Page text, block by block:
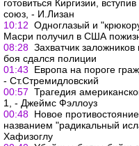
готовиться Киргизии,
союз, - И.Лизан
10:12 Одноглазый и
Масри получил в США
08:28 Захватчик
боя сдался полиции
01:43
Европа на пороге
- Ст.Стремидловский
00:57 Трагедия
1, - Джеймс Фэллоуз
00:48 Новое
названием "радикальный
Хафизоглу